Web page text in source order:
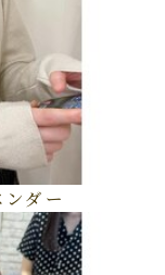
ダー